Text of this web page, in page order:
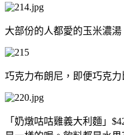
大部份的人都愛的玉米濃
巧克力布朗尼，即便巧克
「奶燉咕咕雞義大利麵」